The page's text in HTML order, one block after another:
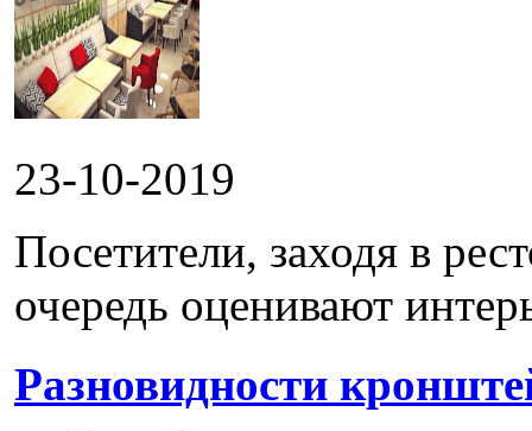
23-10-2019
Посетители, заходя в
очередь оценивают
Разновидности